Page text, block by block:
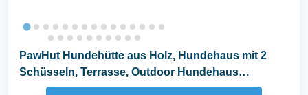
PawHut Hundehütte aus Holz, Hundehaus mit 2
Schüsseln, Terrasse, Outdoor Hundehaus
Kleintierhaus...